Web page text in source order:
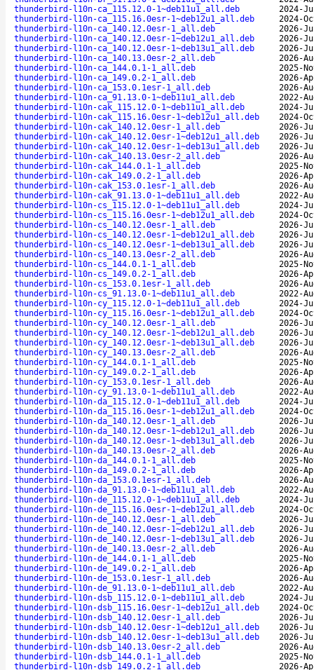
thunderbird-l10n-ca_115.12.0-1~deb11u1_all.deb
2024-
thunderbird-l10n-ca_115.16.0esr-1~deb12u1_all.deb
2024-
thunderbird-l10n-ca_140.12.0esr-1_all.deb
2026-
thunderbird-l10n-ca_140.12.0esr-1~deb12u1_all.deb
2026-
thunderbird-l10n-ca_140.12.0esr-1~deb13u1_all.deb
2026-
thunderbird-l10n-ca_140.13.0esr-2_all.deb
2026-
thunderbird-l10n-ca_144.0.1-1_all.deb
2025-
thunderbird-l10n-ca_149.0.2-1_all.deb
2026-
thunderbird-l10n-ca_153.0.1esr-1_all.deb
2026-
thunderbird-l10n-ca_91.13.0-1~deb11u1_all.deb
2022-
thunderbird-l10n-cak_115.12.0-1~deb11u1_all.deb
2024-
thunderbird-l10n-cak_115.16.0esr-1~deb12u1_all.deb
2024-
thunderbird-l10n-cak_140.12.0esr-1_all.deb
2026-
thunderbird-l10n-cak_140.12.0esr-1~deb12u1_all.deb
2026-
thunderbird-l10n-cak_140.12.0esr-1~deb13u1_all.deb
2026-
thunderbird-l10n-cak_140.13.0esr-2_all.deb
2026-
thunderbird-l10n-cak_144.0.1-1_all.deb
2025-
thunderbird-l10n-cak_149.0.2-1_all.deb
2026-
thunderbird-l10n-cak_153.0.1esr-1_all.deb
2026-
thunderbird-l10n-cak_91.13.0-1~deb11u1_all.deb
2022-
thunderbird-l10n-cs_115.12.0-1~deb11u1_all.deb
2024-
thunderbird-l10n-cs_115.16.0esr-1~deb12u1_all.deb
2024-
thunderbird-l10n-cs_140.12.0esr-1_all.deb
2026-
thunderbird-l10n-cs_140.12.0esr-1~deb12u1_all.deb
2026-
thunderbird-l10n-cs_140.12.0esr-1~deb13u1_all.deb
2026-
thunderbird-l10n-cs_140.13.0esr-2_all.deb
2026-
thunderbird-l10n-cs_144.0.1-1_all.deb
2025-
thunderbird-l10n-cs_149.0.2-1_all.deb
2026-
thunderbird-l10n-cs_153.0.1esr-1_all.deb
2026-
thunderbird-l10n-cs_91.13.0-1~deb11u1_all.deb
2022-
thunderbird-l10n-cy_115.12.0-1~deb11u1_all.deb
2024-
thunderbird-l10n-cy_115.16.0esr-1~deb12u1_all.deb
2024-
thunderbird-l10n-cy_140.12.0esr-1_all.deb
2026-
thunderbird-l10n-cy_140.12.0esr-1~deb12u1_all.deb
2026-
thunderbird-l10n-cy_140.12.0esr-1~deb13u1_all.deb
2026-
thunderbird-l10n-cy_140.13.0esr-2_all.deb
2026-
thunderbird-l10n-cy_144.0.1-1_all.deb
2025-
thunderbird-l10n-cy_149.0.2-1_all.deb
2026-
thunderbird-l10n-cy_153.0.1esr-1_all.deb
2026-
thunderbird-l10n-cy_91.13.0-1~deb11u1_all.deb
2022-
thunderbird-l10n-da_115.12.0-1~deb11u1_all.deb
2024-
thunderbird-l10n-da_115.16.0esr-1~deb12u1_all.deb
2024-
thunderbird-l10n-da_140.12.0esr-1_all.deb
2026-
thunderbird-l10n-da_140.12.0esr-1~deb12u1_all.deb
2026-
thunderbird-l10n-da_140.12.0esr-1~deb13u1_all.deb
2026-
thunderbird-l10n-da_140.13.0esr-2_all.deb
2026-
thunderbird-l10n-da_144.0.1-1_all.deb
2025-
thunderbird-l10n-da_149.0.2-1_all.deb
2026-
thunderbird-l10n-da_153.0.1esr-1_all.deb
2026-
thunderbird-l10n-da_91.13.0-1~deb11u1_all.deb
2022-
thunderbird-l10n-de_115.12.0-1~deb11u1_all.deb
2024-
thunderbird-l10n-de_115.16.0esr-1~deb12u1_all.deb
2024-
thunderbird-l10n-de_140.12.0esr-1_all.deb
2026-
thunderbird-l10n-de_140.12.0esr-1~deb12u1_all.deb
2026-
thunderbird-l10n-de_140.12.0esr-1~deb13u1_all.deb
2026-
thunderbird-l10n-de_140.13.0esr-2_all.deb
2026-
thunderbird-l10n-de_144.0.1-1_all.deb
2025-
thunderbird-l10n-de_149.0.2-1_all.deb
2026-
thunderbird-l10n-de_153.0.1esr-1_all.deb
2026-
thunderbird-l10n-de_91.13.0-1~deb11u1_all.deb
2022-
thunderbird-l10n-dsb_115.12.0-1~deb11u1_all.deb
2024-
thunderbird-l10n-dsb_115.16.0esr-1~deb12u1_all.deb
2024-
thunderbird-l10n-dsb_140.12.0esr-1_all.deb
2026-
thunderbird-l10n-dsb_140.12.0esr-1~deb12u1_all.deb
2026-
thunderbird-l10n-dsb_140.12.0esr-1~deb13u1_all.deb
2026-
thunderbird-l10n-dsb_140.13.0esr-2_all.deb
2026-
thunderbird-l10n-dsb_144.0.1-1_all.deb
2025-
thunderbird-l10n-dsb_149.0.2-1_all.deb
2026-